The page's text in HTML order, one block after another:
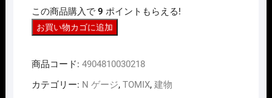
¥1,188
で
し
た。
は
¥950
で
す。
この商品購入で 9 ポイントもらえる!
TOMIX
ﾌ
ｪ
お買い物カゴに追加
商品コード: 4904810030218
カテゴリー: N ゲージ, TOMIX, 建物